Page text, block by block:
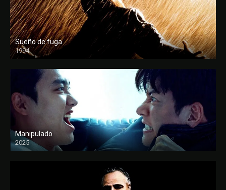
Sueño de fuga
1994
FULL HD
Manipulado
2025